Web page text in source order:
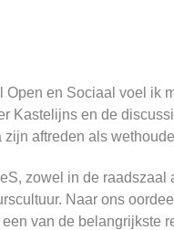
Open en Sociaal voel ik
Kastelijns en de
aftreden als
zowel in de
Naar ons
van de belangrijkste